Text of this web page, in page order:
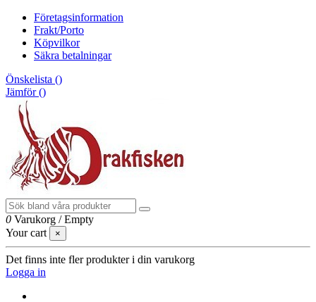
Företagsinformation
Frakt/Porto
Köpvilkor
Säkra betalningar
Önskelista ()
Jämför ()
0 Varukorg /Empty
Your cart
×
Det finns inte fler produkter i din varukorg
Logga in